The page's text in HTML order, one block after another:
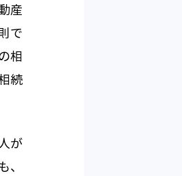
産
で
相
続
が
、